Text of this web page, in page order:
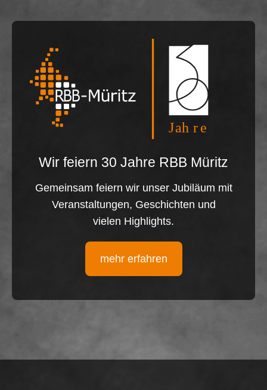
Wir feiern 30 Jahre RBB Müritz
Gemeinsam feiern wir unser Jubiläum mit
Veranstaltungen, Geschichten und
vielen Highlights.
mehr erfahren